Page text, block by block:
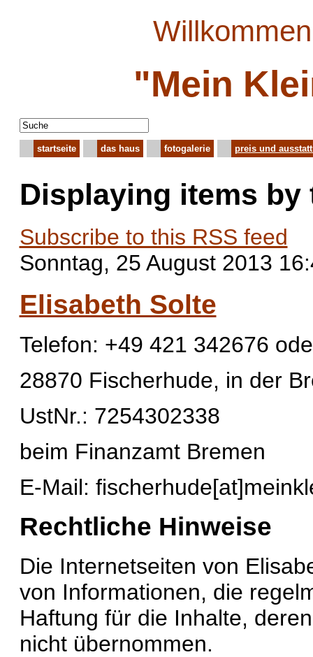
"Mein
startseite das haus fotogalerie preis und
Displaying items by
Subscribe to this RSS feed
Sonntag, 25 August 2013
Elisabeth Solte
Telefon: +49 421 342676
28870 Fischerhude, in der
UstNr.: 7254302338
beim Finanzamt Bremen
E-Mail:
Rechtliche Hinweise
Die Internetseiten von
von Informationen, die
Haftung für die Inhalte,
nicht übernommen.